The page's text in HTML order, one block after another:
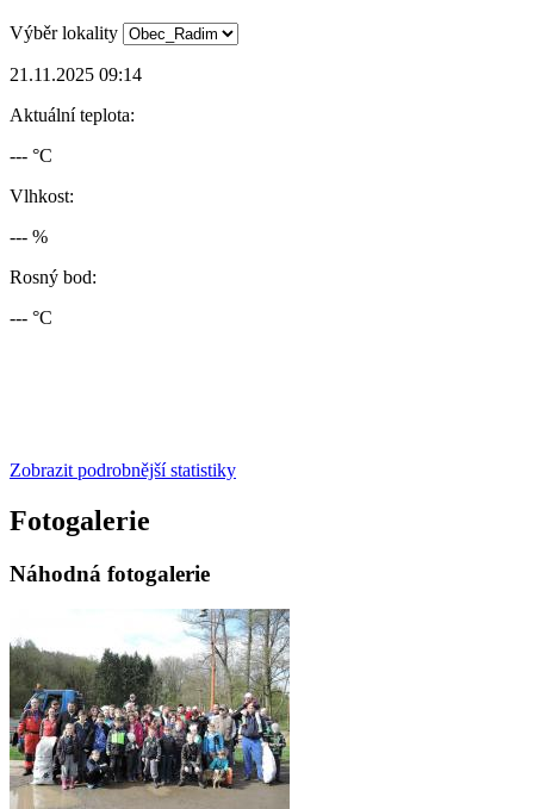
Výběr lokality
21.11.2025 09:14
Aktuální teplota:
--- °C
Vlhkost:
--- %
Rosný bod:
--- °C
Zobrazit podrobnější statistiky
Fotogalerie
Náhodná fotogalerie